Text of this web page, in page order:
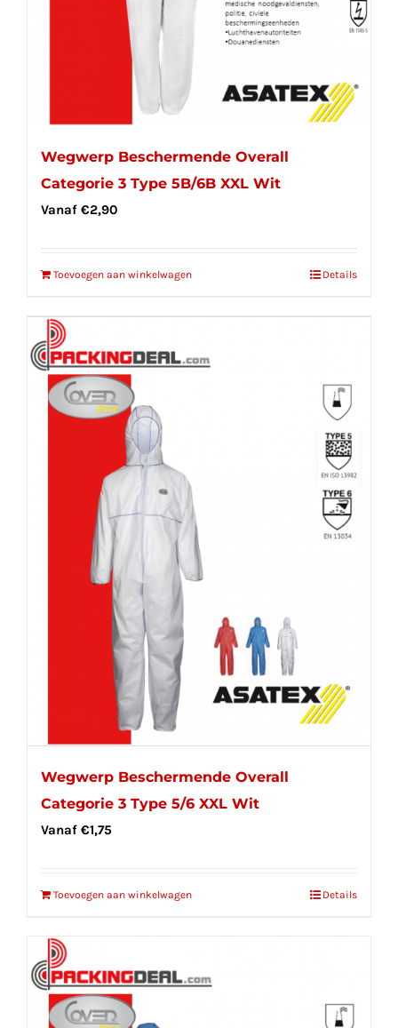
Wegwerp Beschermende Overall
Categorie 3 Type 5B/6B XXL Wit
Vanaf €2,90
Toevoegen aan winkelwagen Details
Wegwerp Beschermende Overall
Categorie 3 Type 5/6 XXL Wit
Vanaf €1,75
Toevoegen aan winkelwagen Details